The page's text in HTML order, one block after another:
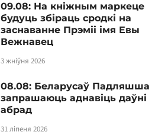
09.08: На кніжным маркеце
будуць збіраць сродкі на
заснаванне Прэміі імя Евы
Вежнавец
3 жніўня 2026
08.08: Беларусаў Падляшша
запрашаюць аднавіць даўні
абрад
31 ліпеня 2026